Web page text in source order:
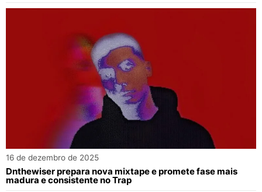
16 de dezembro de 2025
Dnthewiser prepara nova mixtape e promete fase mais
madura e consistente no Trap